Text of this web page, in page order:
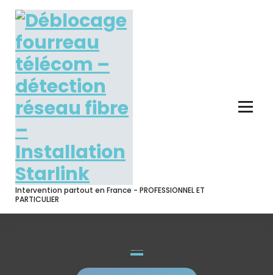
Skip
content
Intervention partout en France - PROFESSIONNEL ET
PARTICULIER